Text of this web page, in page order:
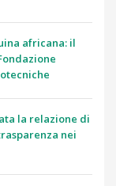
africana: il
la relazione di
nei